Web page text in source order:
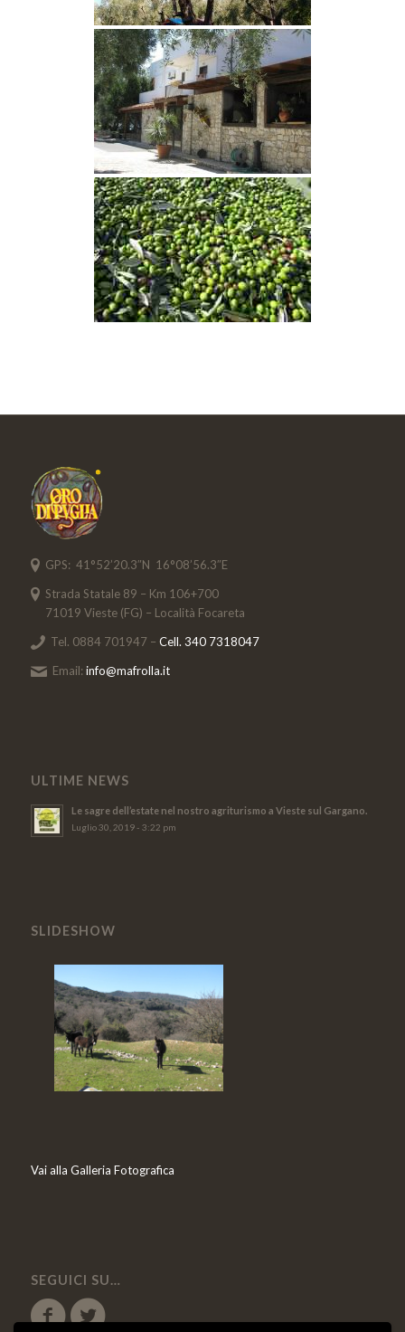
GPS: 41°52’20.3″N 16°08’56.3″E
Strada Statale 89 – Km 106+700
71019 Vieste (FG) – Località Focareta
Tel. 0884 701947 –Cell. 340 7318047
Email:info@mafrolla.it
ULTIME NEWS
Le sagre dell’estate nel nostro agriturismo a Vieste sul Gargano.
Luglio 30, 2019 - 3:22 pm
SLIDESHOW
Vai alla Galleria Fotografica
SEGUICI SU…